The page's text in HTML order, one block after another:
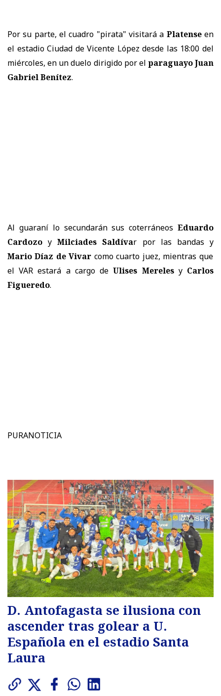
Por su parte, el cuadro "pirata" visitará a Platenseen
el estadio Ciudad de Vicente López desde las 18:00 del
miércoles, en un duelo dirigido por el paraguayo Juan
Gabriel Benítez.
Al guaraní lo secundarán sus coterráneos Eduardo
Cardozo yMilciades Saldívar por las bandas y
Mario Díaz de Vivar como cuarto juez, mientras que
el VAR estará a cargo deUlises MerelesyCarlos
Figueredo.
PURANOTICIA
D. Antofagasta se ilusiona con
ascender tras golear a U.
Española en el estadio Santa
Laura